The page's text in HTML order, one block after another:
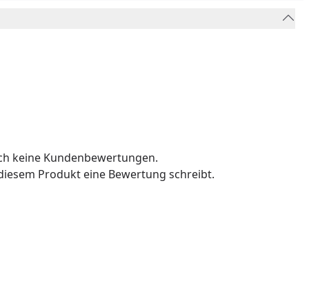
keine Kundenbewertungen.
Produkt eine Bewertung schreibt.